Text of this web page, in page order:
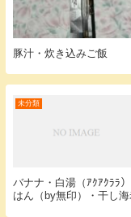
豚汁・炊き込みご飯
未分類
バナナ・白湯（ｱｸｱｸﾗﾗ
はん（by無印）・干し